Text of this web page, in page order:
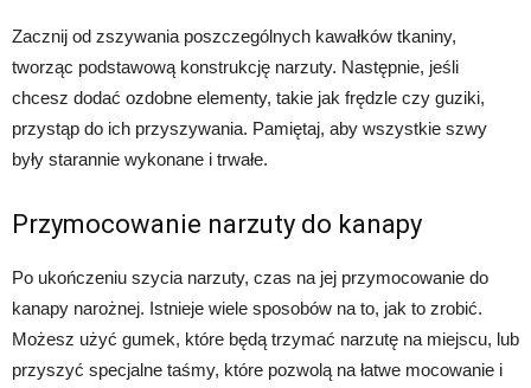
Zacznij od zszywania poszczególnych kawałków tkaniny,
tworząc podstawową konstrukcję narzuty. Następnie, jeśli
chcesz dodać ozdobne elementy, takie jak frędzle czy guziki,
przystąp do ich przyszywania. Pamiętaj, aby wszystkie szwy
były starannie wykonane i trwałe.
Przymocowanie narzuty do kanapy
Po ukończeniu szycia narzuty, czas na jej przymocowanie do
kanapy narożnej. Istnieje wiele sposobów na to, jak to zrobić.
Możesz użyć gumek, które będą trzymać narzutę na miejscu, lub
przyszyć specjalne taśmy, które pozwolą na łatwe mocowanie i